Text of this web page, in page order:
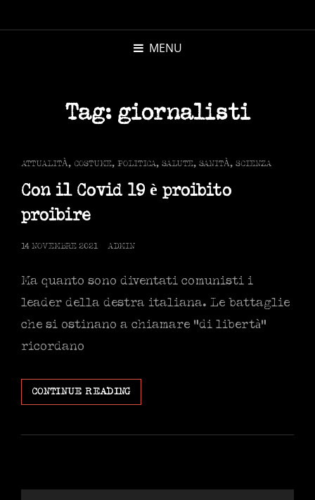
MENU
Tag: giornalisti
CAT
LINKS
ATTUALITÀ, COSTUME, POLITICA, SALUTE, SANITÀ, SCIENZA
Con il Covid 19 è proibito
proibire
POSTED
14 NOVEMBRE 2021 ADMIN
Ma quanto sono diventati comunisti i
leader della destra italiana. Le battaglie
che si ostinano a chiamare “di libertà”
ricordano
CONTINUE READINGCON
IL
19